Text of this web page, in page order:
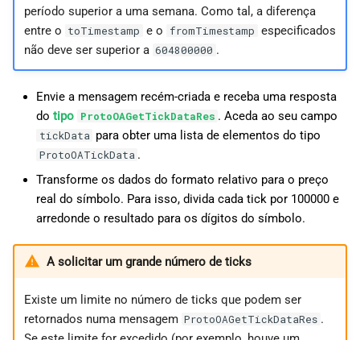
período superior a uma semana. Como tal, a diferença
entre o toTimestamp e o fromTimestamp especificados
não deve ser superior a 604800000 .
Envie a mensagem recém-criada e receba uma resposta
do tipo ProtoOAGetTickDataRes . Aceda ao seu campo
tickData para obter uma lista de elementos do tipo
ProtoOATickData .
Transforme os dados do formato relativo para o preço
real do símbolo. Para isso, divida cada tick por 100000 e
arredonde o resultado para os dígitos do símbolo.
A solicitar um grande número de ticks
Existe um limite no número de ticks que podem ser
retornados numa mensagem ProtoOAGetTickDataRes .